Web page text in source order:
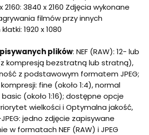
2160: 3840 x 2160 Zdjęcia wykonane
filmów przy innych
1920 x 1080
plików: NEF (RAW): 12- lub
kompresją bezstratną lub stratną),
z podstawowym formatem JPEG;
fine (około 1:4), normal
basic (około 1:16); dostępne opcje
wielkości i Optymalna jakość,
jedno zdjęcie zapisywane
w formatach NEF (RAW) i JPEG